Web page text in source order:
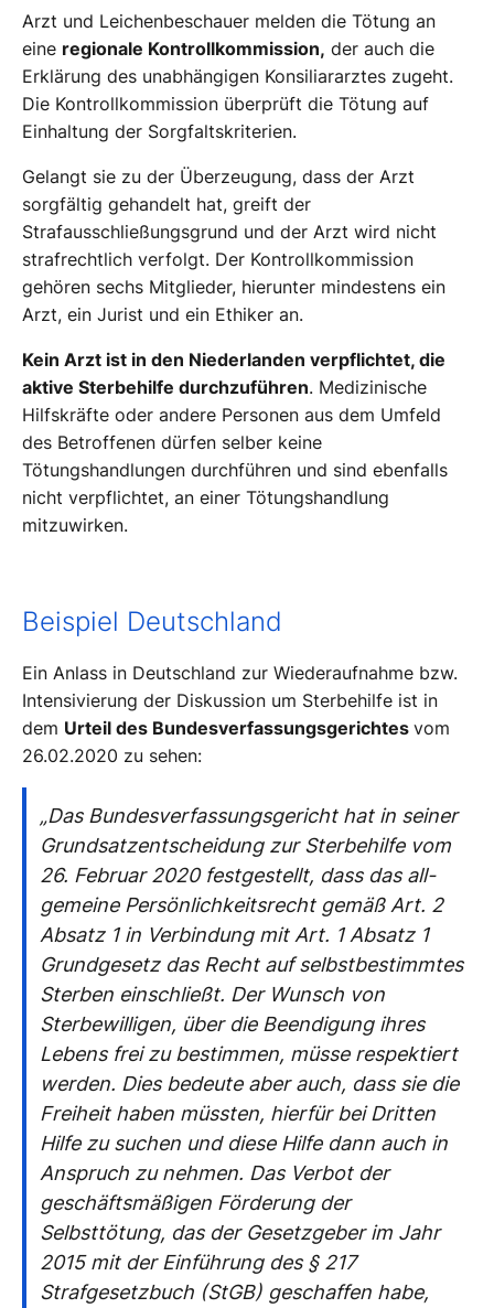
Arzt und Leichenbeschauer melden die Tötung an
eine regionale Kontrollkommission, der auch die
Erklärung des unabhängigen Konsiliararztes zugeht.
Die Kontrollkommission überprüft die Tötung auf
Einhaltung der Sorgfaltskriterien.
Gelangt sie zu der Überzeugung, dass der Arzt
sorgfältig gehandelt hat, greift der
Strafausschließungsgrund und der Arzt wird nicht
strafrechtlich verfolgt. Der Kontrollkommission
gehören sechs Mitglieder, hierunter mindestens ein
Arzt, ein Jurist und ein Ethiker an.
Kein Arzt ist in den Niederlanden verpflichtet, die
aktive Sterbehilfe durchzuführen. Medizinische
Hilfskräfte oder andere Personen aus dem Umfeld
des Betroffenen dürfen selber keine
Tötungshandlungen durchführen und sind ebenfalls
nicht verpflichtet, an einer Tötungshandlung
mitzuwirken.
Beispiel Deutschland
Ein Anlass in Deutschland zur Wiederaufnahme bzw.
Intensivierung der Diskussion um Sterbehilfe ist in
dem Urteil des Bundesverfassungsgerichtes vom
26.02.2020 zu sehen:
„Das Bundesverfassungsgericht hat in seiner
Grundsatzentscheidung zur Sterbehilfe vom
26. Februar 2020 festgestellt, dass das all-
gemeine Persönlichkeitsrecht gemäß Art. 2
Absatz 1 in Verbindung mit Art. 1 Absatz 1
Grundgesetz das Recht auf selbstbestimmtes
Sterben einschließt. Der Wunsch von
Sterbewilligen, über die Beendigung ihres
Lebens frei zu bestimmen, müsse respektiert
werden. Dies bedeute aber auch, dass sie die
Freiheit haben müssten, hierfür bei Dritten
Hilfe zu suchen und diese Hilfe dann auch in
Anspruch zu nehmen. Das Verbot der
geschäftsmäßigen Förderung der
Selbsttötung, das der Gesetzgeber im Jahr
2015 mit der Einführung des § 217
Strafgesetzbuch (StGB) geschaffen habe,